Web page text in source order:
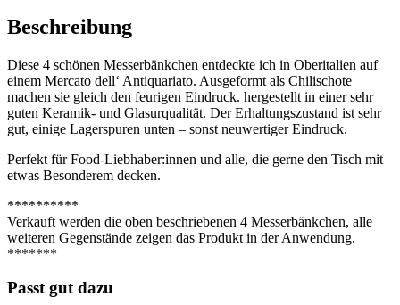
Beschreibung
Diese 4 schönen Messerbänkchen entdeckte ich in Oberitalien auf
einem Mercato dell‘ Antiquariato. Ausgeformt als Chilischote
machen sie gleich den feurigen Eindruck. hergestellt in einer sehr
guten Keramik- und Glasurqualität. Der Erhaltungszustand ist sehr
gut, einige Lagerspuren unten – sonst neuwertiger Eindruck.
Perfekt für Food-Liebhaber:innen und alle, die gerne den Tisch mit
etwas Besonderem decken.
**********
Verkauft werden die oben beschriebenen 4 Messerbänkchen, alle
weiteren Gegenstände zeigen das Produkt in der Anwendung.
*******
Passt gut dazu